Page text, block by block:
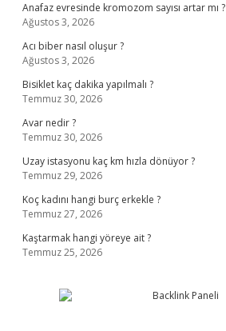
Anafaz evresinde kromozom sayısı artar mı ?
Ağustos 3, 2026
Acı biber nasıl oluşur ?
Ağustos 3, 2026
Bisiklet kaç dakika yapılmalı ?
Temmuz 30, 2026
Avar nedir ?
Temmuz 30, 2026
Uzay istasyonu kaç km hızla dönüyor ?
Temmuz 29, 2026
Koç kadını hangi burç erkekle ?
Temmuz 27, 2026
Kaştarmak hangi yöreye ait ?
Temmuz 25, 2026